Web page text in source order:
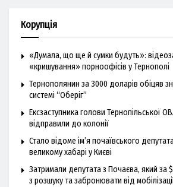
Корупція
«Думала, що ще й сумки будуть»:
«кришування» порноофісів у Тернополі
Тернополянин за 3000 доларів обіцяв
системі “Оберіг”
Ексзаступника голови Тернопільської
відправили до колонії
Стало відоме ім’я почаївського
великому хабарі у Києві
Затримали депутата з Почаєва, який за
з розшуку та забронювати від